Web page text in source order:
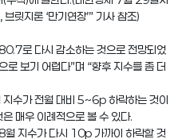
릿지론 ‘만기연장’” 기사 참조)
로 다시 감소하는 것으로 전망되었
로 보기 어렵다”며 “향후 지수를 좀 더
수가 전월 대비 5~6p 하락하는 것이
매우 이례적으로 볼 수 있다.
월 지수가 다시 10p 가까이 하락할 것